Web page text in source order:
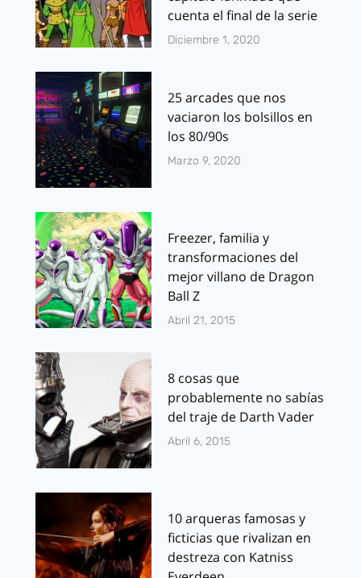
cuenta el final de la serie
Diciembre 1, 2020
25 arcades que nos
vaciaron los bolsillos en
los 80/90s
Marzo 9, 2020
Freezer, familia y
transformaciones del
mejor villano de Dragon
Ball Z
Abril 21, 2015
8 cosas que
probablemente no sabías
del traje de Darth Vader
Abril 6, 2015
10 arqueras famosas y
ficticias que rivalizan en
destreza con Katniss